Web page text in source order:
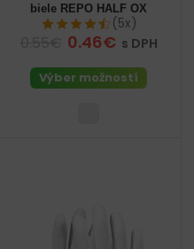
biele REPO HALF OX
(5x)
0.46€ s DPH
Výber možností